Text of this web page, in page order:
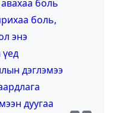
боль
боль,
энэ
дэглэмээ
дуугаа